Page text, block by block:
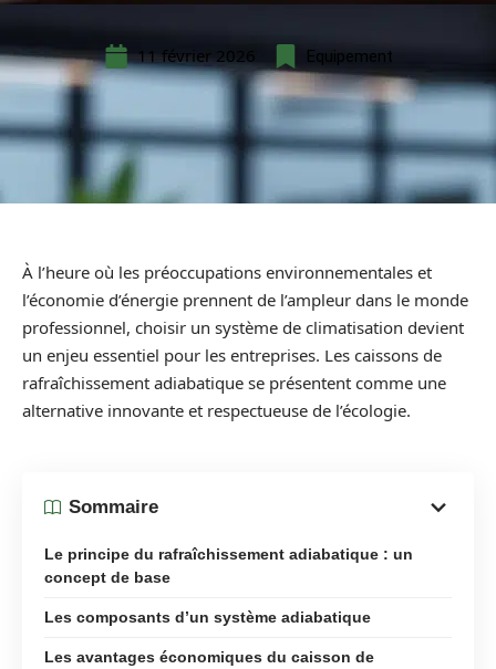
11 février 2026 Equipement
À l’heure où les préoccupations environnementales et
l’économie d’énergie prennent de l’ampleur dans le monde
professionnel, choisir un système de climatisation devient
un enjeu essentiel pour les entreprises. Les caissons de
rafraîchissement adiabatique se présentent comme une
alternative innovante et respectueuse de l’écologie.
Sommaire
Le principe du rafraîchissement adiabatique : un
concept de base
Les composants d’un système adiabatique
Les avantages économiques du caisson de